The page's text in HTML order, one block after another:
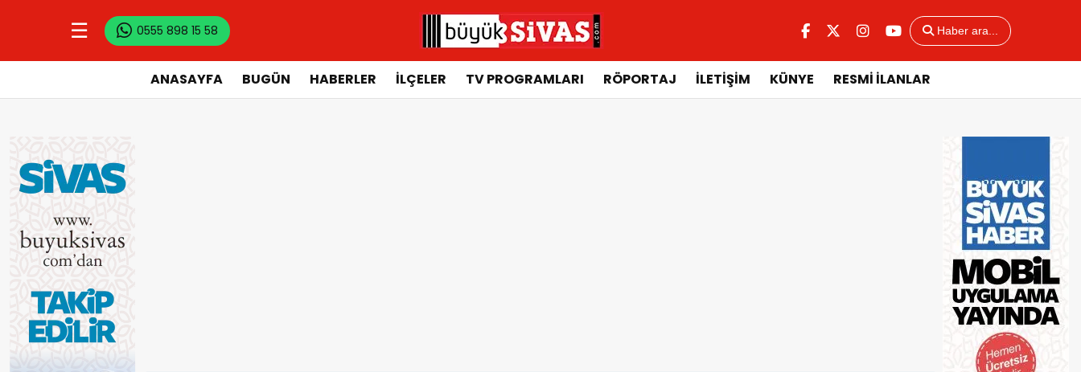
☰ 0555 898 15 58 Haber ara...
ANASAYFA BUGÜN HABERLER İLÇELER TV PROGRAMLARI RÖPORTAJ İLETİŞİM KÜNYE RESMİ İLANLAR